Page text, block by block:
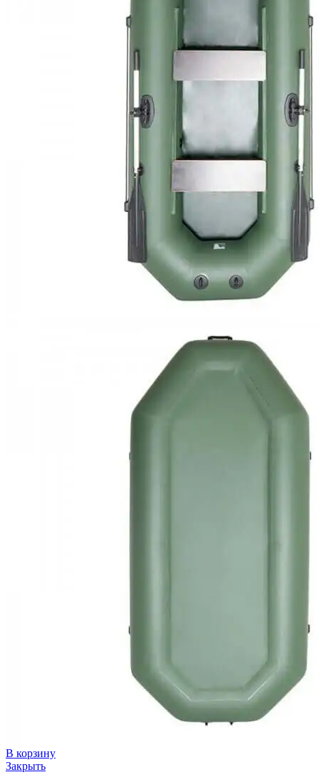
В корзину
Закрыть